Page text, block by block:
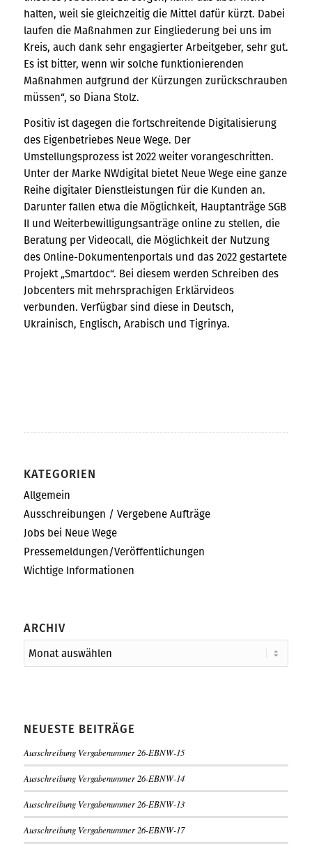
halten, weil sie gleichzeitig die Mittel dafür kürzt. Dabei
laufen die Maßnahmen zur Eingliederung bei uns im
Kreis, auch dank sehr engagierter Arbeitgeber, sehr gut.
Es ist bitter, wenn wir solche funktionierenden
Maßnahmen aufgrund der Kürzungen zurückschrauben
müssen“, so Diana Stolz.
Positiv ist dagegen die fortschreitende Digitalisierung
des Eigenbetriebes Neue Wege. Der
Umstellungsprozess ist 2022 weiter vorangeschritten.
Unter der Marke NWdigital bietet Neue Wege eine ganze
Reihe digitaler Dienstleistungen für die Kunden an.
Darunter fallen etwa die Möglichkeit, Hauptanträge SGB
II und Weiterbewilligungsanträge online zu stellen, die
Beratung per Videocall, die Möglichkeit der Nutzung
des Online-Dokumentenportals und das 2022 gestartete
Projekt „Smartdoc“. Bei diesem werden Schreiben des
Jobcenters mit mehrsprachigen Erklärvideos
verbunden. Verfügbar sind diese in Deutsch,
Ukrainisch, Englisch, Arabisch und Tigrinya.
KATEGORIEN
Allgemein
Ausschreibungen / Vergebene Aufträge
Jobs bei Neue Wege
Pressemeldungen/Veröffentlichungen
Wichtige Informationen
ARCHIV
NEUESTE BEITRÄGE
Ausschreibung Vergabenummer 26-EBNW-15
Ausschreibung Vergabenummer 26-EBNW-14
Ausschreibung Vergabenummer 26-EBNW-13
Ausschreibung Vergabenummer 26-EBNW-17